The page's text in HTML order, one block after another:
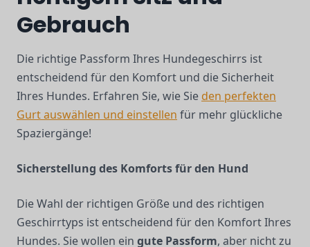
Gebrauch
Die richtige Passform Ihres Hundegeschirrs ist
entscheidend für den Komfort und die Sicherheit
Ihres Hundes. Erfahren Sie, wie Sie den perfekten
Gurt auswählen und einstellen für mehr glückliche
Spaziergänge!
Sicherstellung des Komforts für den Hund
Die Wahl der richtigen Größe und des richtigen
Geschirrtyps ist entscheidend für den Komfort Ihres
Hundes. Sie wollen ein gute Passform, aber nicht zu